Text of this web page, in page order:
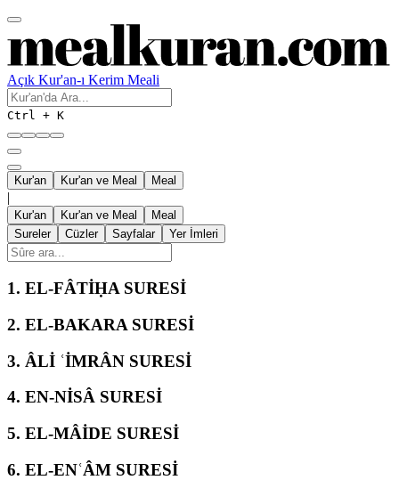
Açık Kur'an-ı Kerim Meali
Ctrl + K
Kur'an Kur'an ve Meal Meal
|
Kur'an Kur'an ve Meal
Meal
Sureler
Cüzler Sayfalar Yer İmleri
1. EL-FÂTİḤA SURESİ
2. EL-BAKARA SURESİ
3. ÂLİ ʿİMRÂN SURESİ
4. EN-NİSÂ SURESİ
5. EL-MÂİDE SURESİ
6. EL-ENʿÂM SURESİ